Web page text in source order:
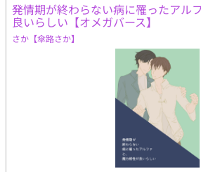
発情期が終わらない病に罹ったアル
良いらしい【オメガバース】
さか【傘路さか】